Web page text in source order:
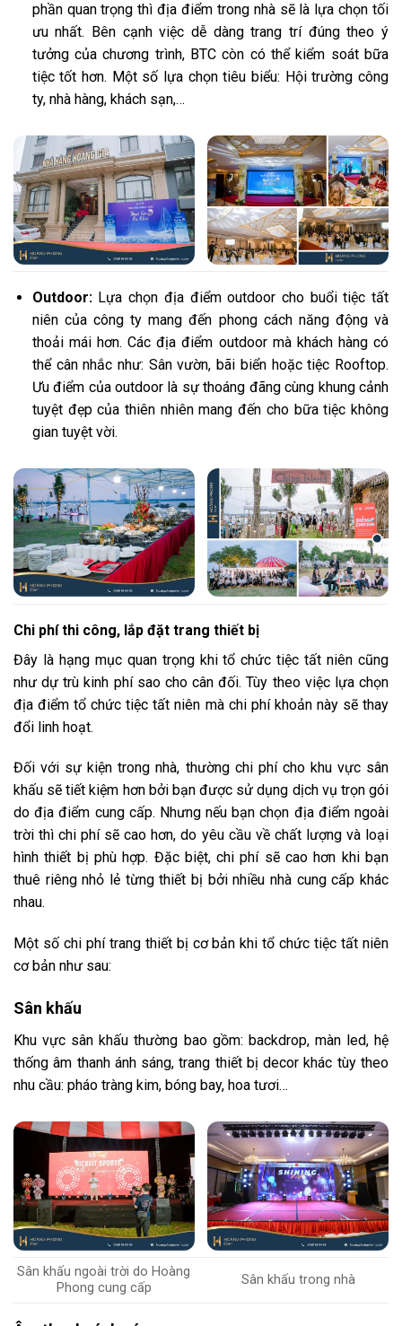
phần quan trọng thì địa điểm trong nhà sẽ là lựa chọn tối
ưu nhất. Bên cạnh việc dễ dàng trang trí đúng theo ý
tưởng của chương trình, BTC còn có thể kiểm soát bữa
tiệc tốt hơn. Một số lựa chọn tiêu biểu: Hội trường công
ty, nhà hàng, khách sạn,…
Outdoor:Lựa chọn địa điểm outdoor cho buổi tiệc tất
niên của công ty mang đến phong cách năng động và
thoải mái hơn. Các địa điểm outdoor mà khách hàng có
thể cân nhắc như: Sân vườn, bãi biển hoặc tiệc Rooftop.
Ưu điểm của outdoor là sự thoáng đãng cùng khung cảnh
tuyệt đẹp của thiên nhiên mang đến cho bữa tiệc không
gian tuyệt vời.
Chi phí thi công, lắp đặt trang thiết bị
Đây là hạng mục quan trọng khi tổ chức tiệc tất niên cũng
như dự trù kinh phí sao cho cân đối. Tùy theo việc lựa chọn
địa điểm tổ chức tiệc tất niên mà chi phí khoản này sẽ thay
đổi linh hoạt.
Đối với sự kiện trong nhà, thường chi phí cho khu vực sân
khấu sẽ tiết kiệm hơn bởi bạn được sử dụng dịch vụ trọn gói
do địa điểm cung cấp. Nhưng nếu bạn chọn địa điểm ngoài
trời thì chi phí sẽ cao hơn, do yêu cầu về chất lượng và loại
hình thiết bị phù hợp. Đặc biệt, chi phí sẽ cao hơn khi bạn
thuê riêng nhỏ lẻ từng thiết bị bởi nhiều nhà cung cấp khác
nhau.
Một số chi phí trang thiết bị cơ bản khi tổ chức tiệc tất niên
cơ bản như sau:
Sân khấu
Khu vực sân khấu thường bao gồm: backdrop, màn led, hệ
thống âm thanh ánh sáng, trang thiết bị decor khác tùy theo
nhu cầu: pháo tràng kim, bóng bay, hoa tươi…
Sân khấu ngoài trời do Hoàng
Phong cung cấp
Sân khấu trong nhà